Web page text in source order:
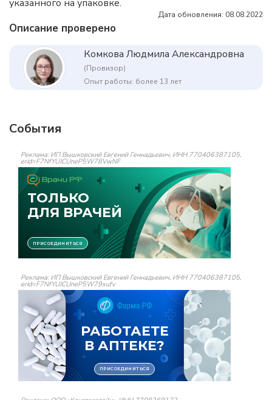
указанного на упаковке.
Дата обновления: 08.08.2022
Описание проверено
Комкова Людмила Александровна
(Провизор)
Опыт работы: более 13 лет
События
Реклама: ИП Вышковский Евгений Геннадьевич, ИНН 770406387105,
erid=F7NfYUJCUneP5W78VwNF
Реклама: ИП Вышковский Евгений Геннадьевич, ИНН 770406387105,
erid=F7NfYUJCUneP5W79xufv